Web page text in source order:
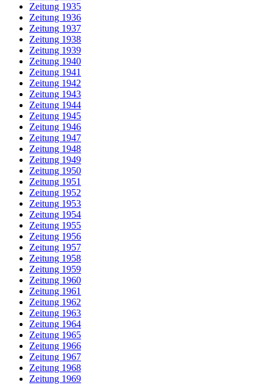
Zeitung 1935
Zeitung 1936
Zeitung 1937
Zeitung 1938
Zeitung 1939
Zeitung 1940
Zeitung 1941
Zeitung 1942
Zeitung 1943
Zeitung 1944
Zeitung 1945
Zeitung 1946
Zeitung 1947
Zeitung 1948
Zeitung 1949
Zeitung 1950
Zeitung 1951
Zeitung 1952
Zeitung 1953
Zeitung 1954
Zeitung 1955
Zeitung 1956
Zeitung 1957
Zeitung 1958
Zeitung 1959
Zeitung 1960
Zeitung 1961
Zeitung 1962
Zeitung 1963
Zeitung 1964
Zeitung 1965
Zeitung 1966
Zeitung 1967
Zeitung 1968
Zeitung 1969